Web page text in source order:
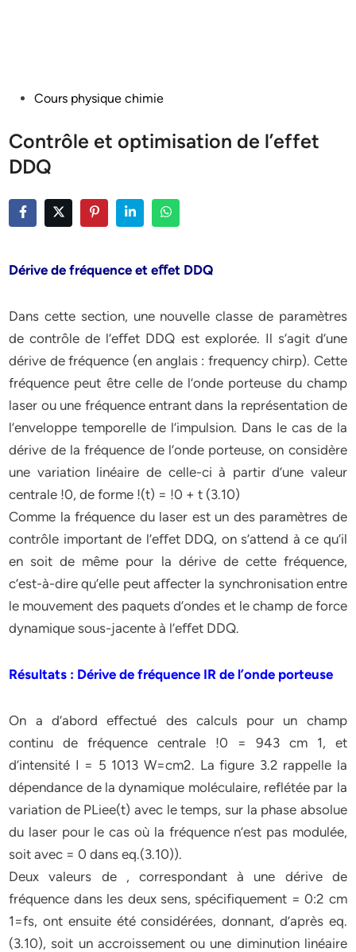
PostedCours physique chimie
Contrôle et optimisation de l’effet
DDQ
Dérive de fréquence et eﬀet DDQ
Dans cette section, une nouvelle classe de paramètres
de contrôle de l’eﬀet DDQ est explorée. Il s’agit d’une
dérive de fréquence (en anglais : frequency chirp). Cette
fréquence peut être celle de l’onde porteuse du champ
laser ou une fréquence entrant dans la représentation de
l’enveloppe temporelle de l’impulsion. Dans le cas de la
dérive de la fréquence de l’onde porteuse, on considère
une variation linéaire de celle-ci à partir d’une valeur
centrale !0, de forme !(t) = !0 + t (3.10)
Comme la fréquence du laser est un des paramètres de
contrôle important de l’eﬀet DDQ, on s’attend à ce qu’il
en soit de même pour la dérive de cette fréquence,
c’est-à-dire qu’elle peut aﬀecter la synchronisation entre
le mouvement des paquets d’ondes et le champ de force
dynamique sous-jacente à l’eﬀet DDQ.
Résultats : Dérive de fréquence IR de l’onde porteuse
On a d’abord eﬀectué des calculs pour un champ
continu de fréquence centrale !0 = 943 cm 1, et
d’intensité I = 5 1013 W=cm2. La figure 3.2 rappelle la
dépendance de la dynamique moléculaire, reflétée par la
variation de PLiee(t) avec le temps, sur la phase absolue
du laser pour le cas où la fréquence n’est pas modulée,
soit avec = 0 dans eq.(3.10)).
Deux valeurs de , correspondant à une dérive de
fréquence dans les deux sens, spécifiquement = 0:2 cm
1=fs, ont ensuite été considérées, donnant, d’après eq.
(3.10), soit un accroissement ou une diminution linéaire